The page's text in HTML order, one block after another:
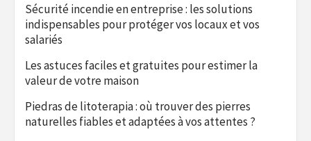
Sécurité incendie en entreprise : les solutions
indispensables pour protéger vos locaux et vos
salariés
Les astuces faciles et gratuites pour estimer la
valeur de votre maison
Piedras de litoterapia : où trouver des pierres
naturelles fiables et adaptées à vos attentes ?